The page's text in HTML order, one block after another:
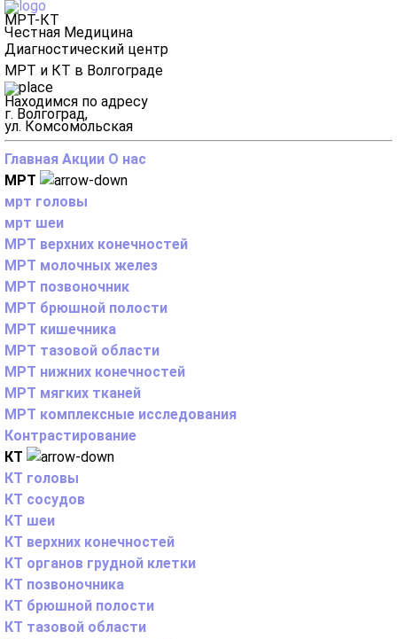
МРТ-КТ
Честная Медицина
Диагностический центр
МРТ и КТ в Волгограде
Находимся по адресу
г. Волгоград,
ул. Комсомольская
Главная Акции О нас
МРТ
мрт головы
мрт шеи
МРТ верхних конечностей
МРТ молочных желез
МРТ позвоночник
МРТ брюшной полости
МРТ кишечника
МРТ тазовой области
МРТ нижних конечностей
МРТ мягких тканей
МРТ комплексные исследования
Контрастирование
КТ
КТ головы
КТ сосудов
КТ шеи
КТ верхних конечностей
КТ органов грудной клетки
КТ позвоночника
КТ брюшной полости
КТ тазовой области